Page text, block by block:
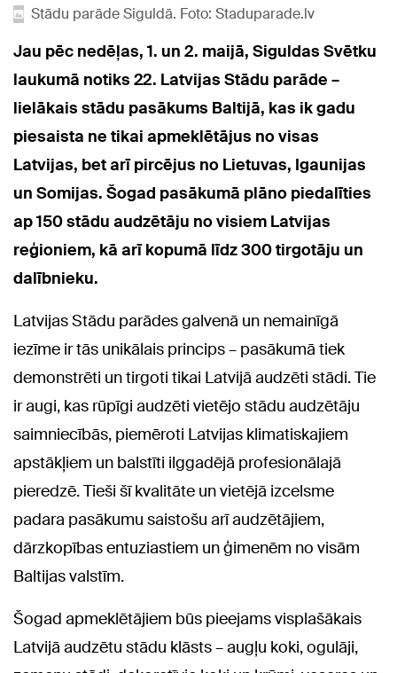
Stādu parāde Siguldā. Foto: Staduparade.lv
Jau pēc nedēļas, 1. un 2. maijā, Siguldas Svētku
laukumā notiks 22. Latvijas Stādu parāde –
lielākais stādu pasākums Baltijā, kas ik gadu
piesaista ne tikai apmeklētājus no visas
Latvijas, bet arī pircējus no Lietuvas, Igaunijas
un Somijas. Šogad pasākumā plāno piedalīties
ap 150 stādu audzētāju no visiem Latvijas
reģioniem, kā arī kopumā līdz 300 tirgotāju un
dalībnieku.
Latvijas Stādu parādes galvenā un nemainīgā
iezīme ir tās unikālais princips – pasākumā tiek
demonstrēti un tirgoti tikai Latvijā audzēti stādi. Tie
ir augi, kas rūpīgi audzēti vietējo stādu audzētāju
saimniecībās, piemēroti Latvijas klimatiskajiem
apstākļiem un balstīti ilggadējā profesionālajā
pieredzē. Tieši šī kvalitāte un vietējā izcelsme
padara pasākumu saistošu arī audzētājiem,
dārzkopības entuziastiem un ģimenēm no visām
Baltijas valstīm.
Šogad apmeklētājiem būs pieejams visplašākais
Latvijā audzētu stādu klāsts – augļu koki, ogulāji,